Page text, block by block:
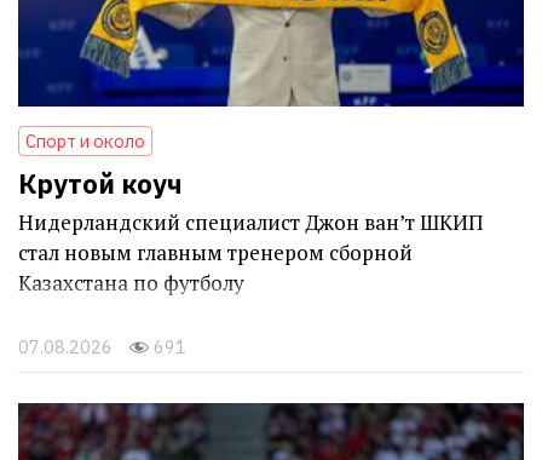
Спорт и около
Крутой коуч
Нидерландский специалист Джон ван’т ШКИП
стал новым главным тренером сборной
Казахстана по футболу
07.08.2026 691